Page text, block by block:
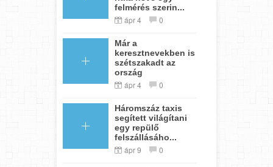
felmérés szerin...
ápr 4 0
Már a
keresztnevekben is
szétszakadt az
ország
ápr 4 0
Háromszáz taxis
segített világítani
egy repülő
felszállásáho...
ápr 9 0